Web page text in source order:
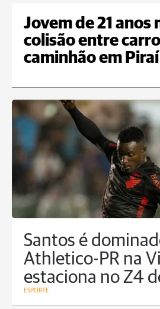
Jovem de 21 anos
colisão entre
caminhão em Piraí
Santos é
Athletico-PR na
estaciona no Z4
ESPORTE